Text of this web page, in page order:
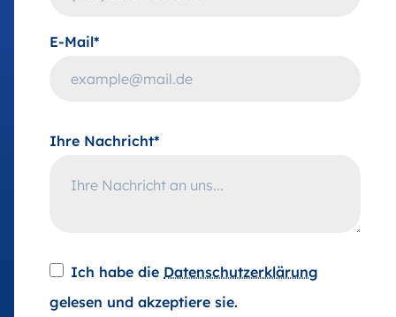
E-Mail*
Ihre Nachricht*
Ich habe die Datenschutzerklärung
gelesen und akzeptiere sie.